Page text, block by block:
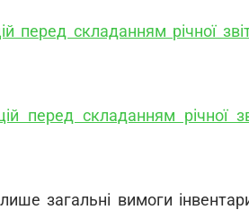
перед складанням річної
перед складанням річної
загальні вимоги